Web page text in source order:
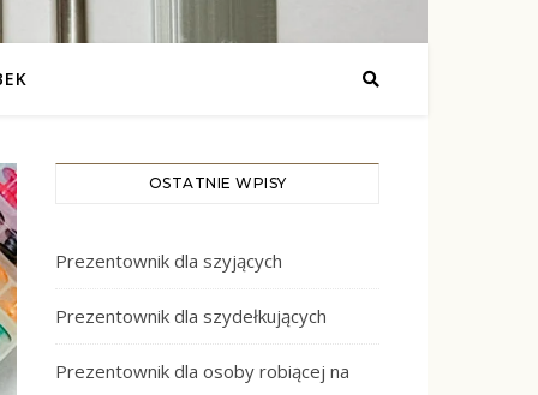
OSTATNIE WPISY
Prezentownik dla szyjących
Prezentownik dla szydełkujących
Prezentownik dla osoby robiącej na